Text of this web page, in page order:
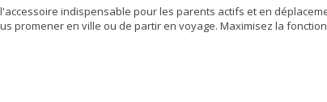
indispensable pour les parents actifs et en
promener en ville ou de partir en voyage. Maximisez la